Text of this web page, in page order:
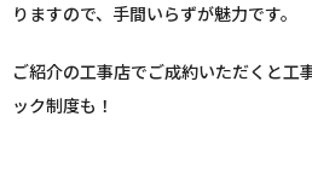
りますので、手間いらずが魅力です。
ご紹介の工事店でご成約いただくと工
ック制度も！